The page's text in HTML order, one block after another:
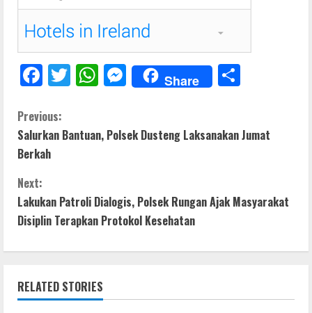
F
e
b
o
k
T
er
W
s
p
M
e
e
er
Share
e
C
o
n
t
u
Previous:
Salurkan Bantuan, Polsek Dusteng Laksanakan Jumat
Berkah
Next:
Lakukan Patroli Dialogis, Polsek Rungan Ajak Masyarakat
Disiplin Terapkan Protokol Kesehatan
RELATED STORIES